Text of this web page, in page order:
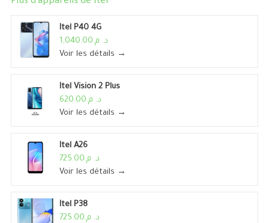
Itel P40 4G
د. م.1,040.00
Voir les détails →
Itel Vision 2 Plus
د. م.620.00
Voir les détails →
Itel A26
د. م.725.00
Voir les détails →
Itel P38
د. م.725.00